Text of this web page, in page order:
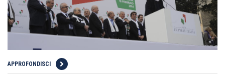
APPROFONDISCI